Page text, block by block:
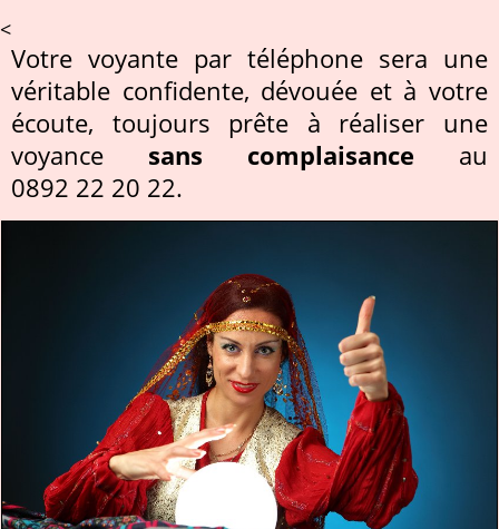
<
Votre voyante par téléphone sera une
véritable confidente, dévouée et à votre
écoute, toujours prête à réaliser une
voyance sans complaisance au
0892 22 20 22.